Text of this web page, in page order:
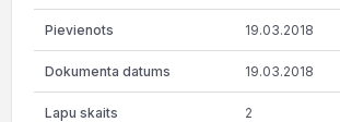
19.03.2018
19.03.2018
2